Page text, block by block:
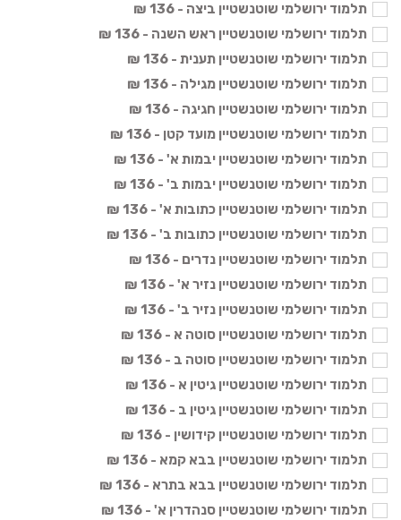
תלמוד ירושלמי שוטנשטיין ביצה - 136 ₪
תלמוד ירושלמי שוטנשטיין ראש השנה - 136 ₪
תלמוד ירושלמי שוטנשטיין תענית - 136 ₪
תלמוד ירושלמי שוטנשטיין מגילה - 136 ₪
תלמוד ירושלמי שוטנשטיין חגיגה - 136 ₪
תלמוד ירושלמי שוטנשטיין מועד קטן - 136 ₪
תלמוד ירושלמי שוטנשטיין יבמות א' - 136 ₪
תלמוד ירושלמי שוטנשטיין יבמות ב' - 136 ₪
תלמוד ירושלמי שוטנשטיין כתובות א' - 136 ₪
תלמוד ירושלמי שוטנשטיין כתובות ב' - 136 ₪
תלמוד ירושלמי שוטנשטיין נדרים - 136 ₪
תלמוד ירושלמי שוטנשטיין נזיר א' - 136 ₪
תלמוד ירושלמי שוטנשטיין נזיר ב' - 136 ₪
תלמוד ירושלמי שוטנשטיין סוטה א - 136 ₪
תלמוד ירושלמי שוטנשטיין סוטה ב - 136 ₪
תלמוד ירושלמי שוטנשטיין גיטין א - 136 ₪
תלמוד ירושלמי שוטנשטיין גיטין ב - 136 ₪
תלמוד ירושלמי שוטנשטיין קידושין - 136 ₪
תלמוד ירושלמי שוטנשטיין בבא קמא - 136 ₪
תלמוד ירושלמי שוטנשטיין בבא בתרא - 136 ₪
תלמוד ירושלמי שוטנשטיין סנהדרין א' - 136 ₪